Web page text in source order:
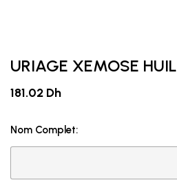
URIAGE XEMOSE
181.02 Dh
Nom Complet: